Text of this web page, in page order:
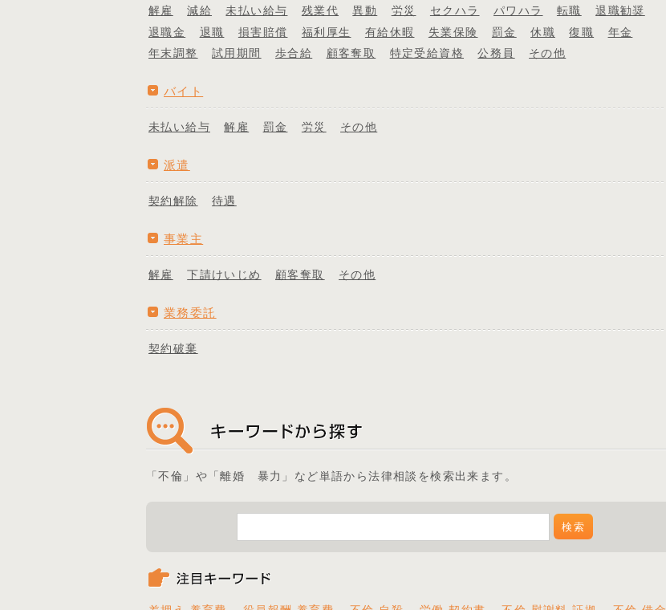
解雇 減給 未払い給与 残業代 異動 労災 セクハラ パワハラ 転職
退職勧奨
退職金
退職 損害賠償 福利厚生 有給休暇 失業保険 罰金 休職 復職
年金
年末調整
試用期間 歩合給 顧客奪取 特定受給資格 公務員 その他
バイト
未払い給与 解雇 罰金 労災 その他
派遣
契約解除 待遇
事業主
解雇 下請けいじめ 顧客奪取 その他
業務委託
契約破棄
「不倫」や「離婚 暴力」など単語から法律相談を検索出来ます。